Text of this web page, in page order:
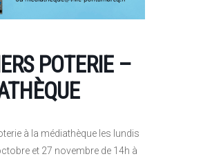
POTERIE –
à la médiathèque les lundis
et 27 novembre de 14h à